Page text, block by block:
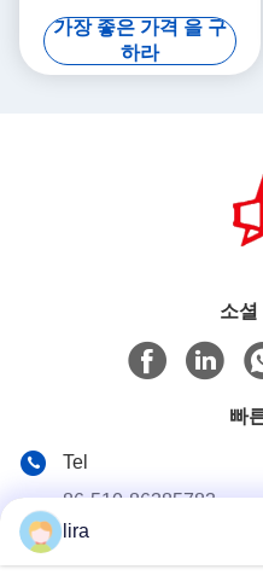
5.3m 최대 너비
가장 좋은 가격 을 구
하라
소셜
빠
Tel
86-510-86385783
lira